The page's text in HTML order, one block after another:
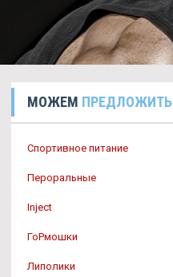
МОЖЕМ ПРЕДЛОЖИТЬ
Спортивное питание
Пероральные
Inject
ГоРмошки
Липолики